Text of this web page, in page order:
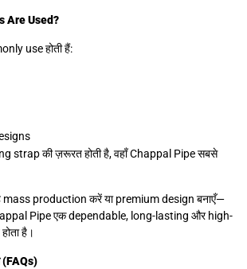
Are Used?
use होती हैं:
strap की ज़रूरत होती है, वहाँ Chappal Pipe सबसे
production करें या premium design बनाएँ—
Pipe एक dependable, long-lasting और high-
है।
(FAQs)